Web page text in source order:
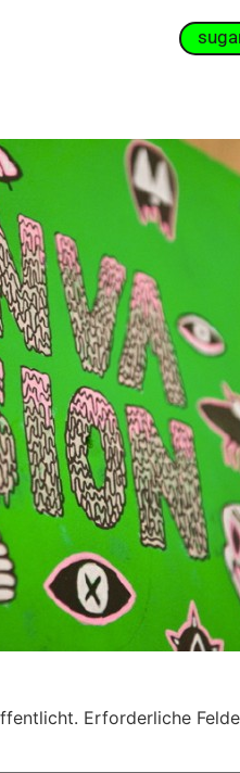
Erforderliche